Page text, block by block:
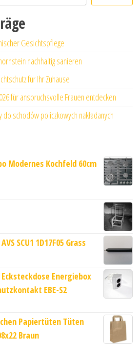
Gesichtspflege
nachhaltig sanieren
für Ihr Zuhause
für anspruchsvolle Frauen entdecken
schodów policzkowych nakładanych
Modernes Kochfeld 60cm
SCU1 1D17F05 Grass
Energiebox
EBE-S2
Papiertüten Tüten
Braun